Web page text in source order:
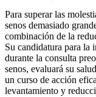
Para superar las
senos demasiado
combinación de la
Su candidatura para la
durante la consulta
senos, evaluará su
un curso de acción
levantamiento y